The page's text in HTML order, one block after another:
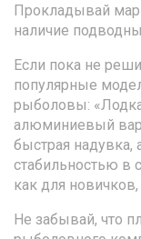
Прокладывай
наличие
Если пока не
популярные
рыболовы:
алюминиевый
быстрая надувка,
стабильностью в
как для
Не забывай, что